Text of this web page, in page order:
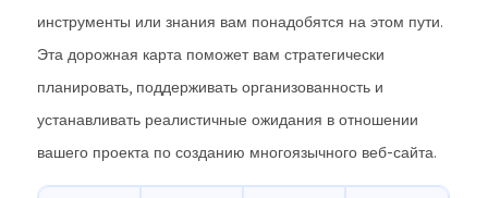
инструменты или знания вам понадобятся на этом пути.
Эта дорожная карта поможет вам стратегически
планировать, поддерживать организованность и
устанавливать реалистичные ожидания в отношении
вашего проекта по созданию многоязычного веб-сайта.